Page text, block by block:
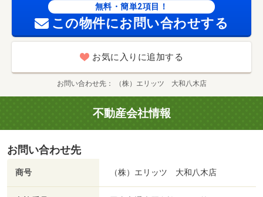
無料・簡単2項目！
この物件にお問い合わせする
お気に入りに追加する
お問い合わせ先 （株）エリッツ 大和八木店
不動産会社情報
お問い合わせ先
商号 （株）エリッツ 大和八木店